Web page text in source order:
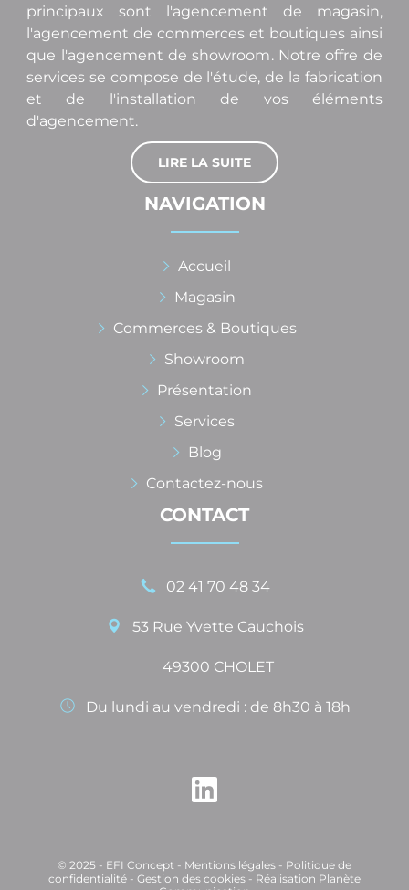
principaux sont l'agencement de magasin,
l'agencement de commerces et boutiques ainsi
que l'agencement de showroom. Notre offre de
services se compose de l'étude, de la fabrication
et de l'installation de vos éléments
d'agencement.
LIRE LA SUITE
NAVIGATION
Accueil
Magasin
Commerces & Boutiques
Showroom
Présentation
Services
Blog
Contactez-nous
CONTACT
02 41 70 48 34
53 Rue Yvette Cauchois
49300 CHOLET
Du lundi au vendredi : de 8h30 à 18h
© 2025 - EFI Concept - Mentions légales - Politique de
confidentialité - Gestion des cookies - Réalisation Planète